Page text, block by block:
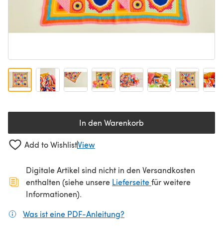
In den Warenkorb
Add to WishlistView
Digitale Artikel sind nicht in den Versandkosten
enthalten (siehe unsere Lieferseite(öffnet sich in
für weitere
Informationen).
Was ist eine PDF-Anleitung?